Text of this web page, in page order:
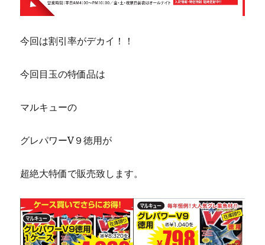
今回は割引率がデカイ！！
今回目玉の特価品は
マルキューの
グレパワーV９徳用が
超絶大特価で販売致します。